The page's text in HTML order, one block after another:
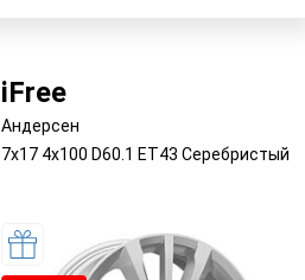
iFree
Андерсен
7x17 4x100 D60.1 ET43 Серебристый